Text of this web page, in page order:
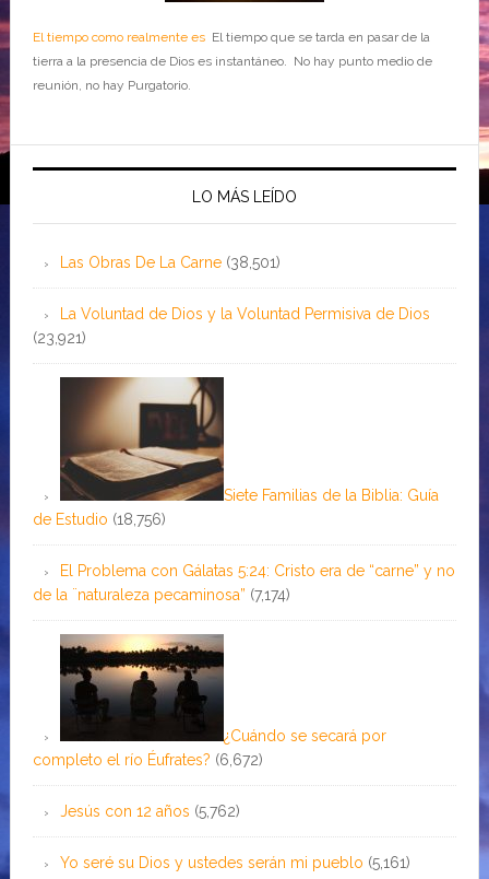
El tiempo como realmente esEl tiempo que se tarda en pasar de la
tierra a la presencia de Dios es instantáneo. No hay punto medio de
reunión, no hay Purgatorio.
LO MÁS LEÍDO
Las Obras De La Carne (38,501)
La Voluntad de Dios y la Voluntad Permisiva de Dios
(23,921)
Siete Familias de la Biblia: Guía
de Estudio (18,756)
El Problema con Gálatas 5:24: Cristo era de “carne” y no
de la ¨naturaleza pecaminosa” (7,174)
¿Cuándo se secará por
completo el río Éufrates? (6,672)
Jesús con 12 años (5,762)
Yo seré su Dios y ustedes serán mi pueblo (5,161)